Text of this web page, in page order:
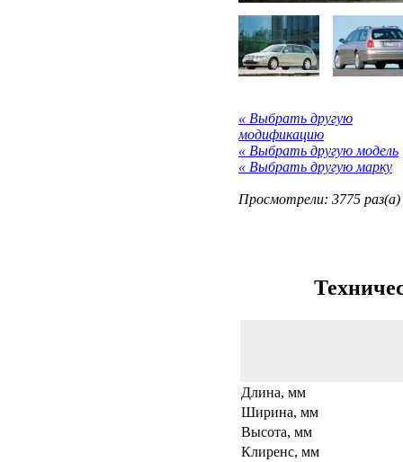
« Выбрать другую
модификацию
« Выбрать другую модель
« Выбрать другую марку
Просмотрели: 3775 раз(а)
Длина, мм
Ширина, мм
Высота, мм
Клиренс, мм